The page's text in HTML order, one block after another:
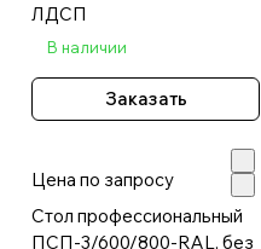
ЛДСП
В наличии
Заказать
Цена по запросу
Стол профессиональный
ПСП-3/600/800-RAL, без